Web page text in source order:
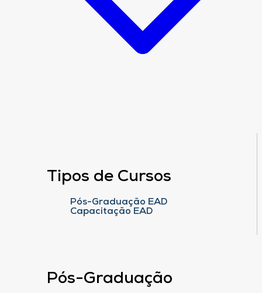
Tipos de Cursos
Pós-Graduação EAD
Capacitação EAD
Pós-Graduação